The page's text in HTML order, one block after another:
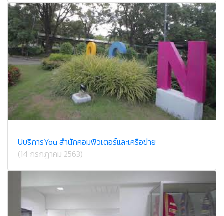
U​บริการ​You สำนักคอม​พิวเตอร์​และ​เครือข่าย​
(14 กรกฎาคม 2563)